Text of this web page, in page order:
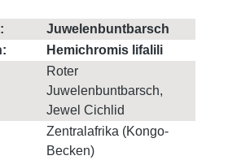
Juwelenbuntbarsch
Hemichromis lifalili
Roter
Juwelenbuntbarsch,
Jewel Cichlid
Zentralafrika (Kongo-
Becken)